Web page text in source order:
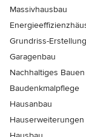
Massivhausbau
Grundriss-Erstellung
Garagenbau
Nachhaltiges Bauen
Baudenkmalpflege
Hausanbau
Hauserweiterungen